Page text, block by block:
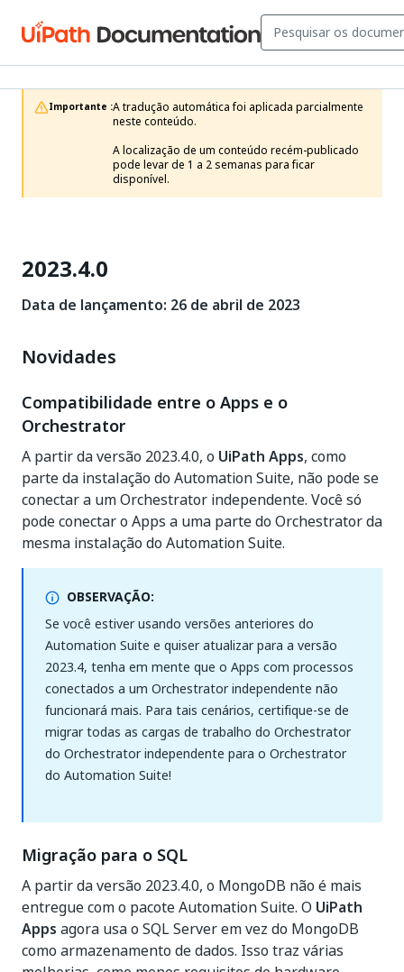
Importante :A tradução automática foi aplicada parcialmente
neste conteúdo.
A localização de um conteúdo recém-publicado
pode levar de 1 a 2 semanas para ficar
disponível.
2023.4.0
Data de lançamento: 26 de abril de 2023
Novidades
Compatibilidade entre o Apps e o
Orchestrator
A partir da versão 2023.4.0, o UiPath Apps, como
parte da instalação do Automation Suite, não pode se
conectar a um Orchestrator independente. Você só
pode conectar o Apps a uma parte do Orchestrator da
mesma instalação do Automation Suite.
OBSERVAÇÃO:
Se você estiver usando versões anteriores do
Automation Suite e quiser atualizar para a versão
2023.4, tenha em mente que o Apps com processos
conectados a um Orchestrator independente não
funcionará mais. Para tais cenários, certifique-se de
migrar todas as cargas de trabalho do Orchestrator
do Orchestrator independente para o Orchestrator
do Automation Suite!
Migração para o SQL
A partir da versão 2023.4.0, o MongoDB não é mais
entregue com o pacote Automation Suite. O UiPath
Apps agora usa o SQL Server em vez do MongoDB
como armazenamento de dados. Isso traz várias